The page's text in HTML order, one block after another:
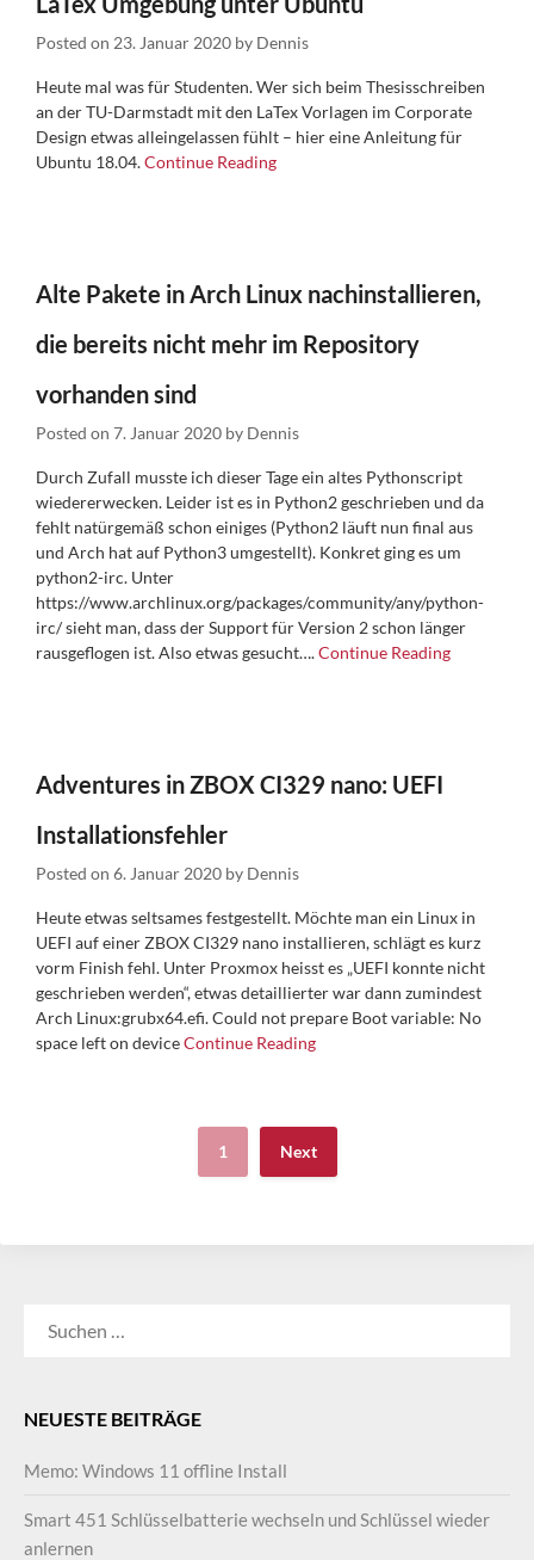
Posted on 23. Januar 2020 by Dennis
Heute mal was für Studenten. Wer sich beim Thesisschreiben
an der TU-Darmstadt mit den LaTex Vorlagen im Corporate
Design etwas alleingelassen fühlt – hier eine Anleitung für
Ubuntu 18.04.Continue Reading
Alte Pakete in Arch Linux nachinstallieren,
die bereits nicht mehr im Repository
vorhanden sind
Posted on 7. Januar 2020 by Dennis
Durch Zufall musste ich dieser Tage ein altes Pythonscript
wiedererwecken. Leider ist es in Python2 geschrieben und da
fehlt natürgemäß schon einiges (Python2 läuft nun final aus
und Arch hat auf Python3 umgestellt). Konkret ging es um
python2-irc. Unter
https://www.archlinux.org/packages/community/any/python-
irc/ sieht man, dass der Support für Version 2 schon länger
rausgeflogen ist. Also etwas gesucht….Continue Reading
Adventures in ZBOX CI329 nano: UEFI
Installationsfehler
Posted on 6. Januar 2020 by Dennis
Heute etwas seltsames festgestellt. Möchte man ein Linux in
UEFI auf einer ZBOX CI329 nano installieren, schlägt es kurz
vorm Finish fehl. Unter Proxmox heisst es „UEFI konnte nicht
geschrieben werden“, etwas detaillierter war dann zumindest
Arch Linux:grubx64.efi. Could not prepare Boot variable: No
space left on deviceContinue Reading
1 Next
NEUESTE BEITRÄGE
Memo: Windows 11 offline Install
Smart 451 Schlüsselbatterie wechseln und Schlüssel wieder
anlernen